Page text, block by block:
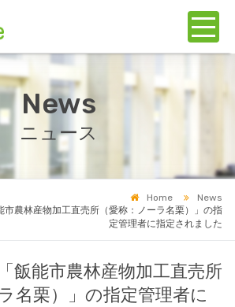
News
ニュース
Home
News
市農林産物加工直売所（愛称：ノーラ名栗）」の指
定管理者に指定されました
飯能市農林産物加工直売所
名栗）」の指定管理者に